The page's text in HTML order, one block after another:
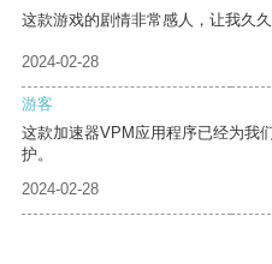
这款游戏的剧情非常感人，让我久久
2024-02-28
游客
这款加速器VPM应用程序已经为我
护。
2024-02-28